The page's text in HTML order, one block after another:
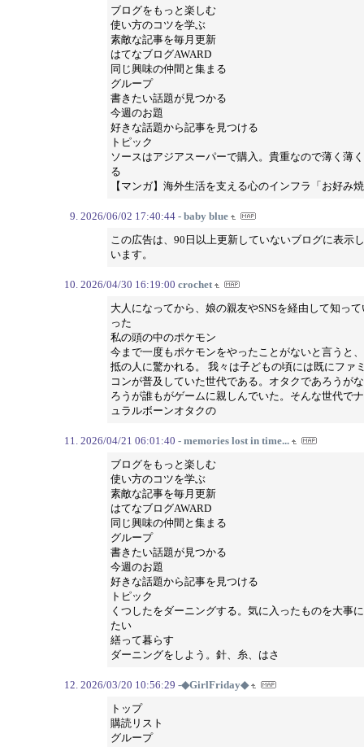
ブログをもっと楽しむ
使い方のコツを学ぶ
素敵な記事を毎月更新
はてなブログAWARD
同じ興味の仲間と集まる
グループ
書きたい話題が見つかる
今週のお題
好きな話題から記事を見つける
トピック
ソースはアジアスーパーで購入。貴重なので薄く薄
る
【マンガ】海外生活を支える心のインフラ「お好み焼
2026/06/02 17:40:44 - baby blue
この広告は、90日以上更新していないブログに表示
います。
2026/04/30 16:19:00 crochet
大人になってから、娘の親友やSNSを経由して知って
った
私の頭の中のポケモン
今まで一度もポケモンをやったことがないと言うと
抵の人に驚かれる。 我々は子どもの頃には既にファ
コンが普及していた世代である。オタクであろうが
ろうが誰もがゲームに親しんでいた。そんな世代で
ュラルボーンオタクの
2026/04/21 06:01:40 - memories lost in time...
ブログをもっと楽しむ
使い方のコツを学ぶ
素敵な記事を毎月更新
はてなブログAWARD
同じ興味の仲間と集まる
グループ
書きたい話題が見つかる
今週のお題
好きな話題から記事を見つける
トピック
くつしたをダーニングする。気に入ったものを大事
たい
繕って暮らす
ダーニングをしよう。針、糸、はさ
2026/03/20 10:56:29 -◆GirlFriday◆
トップ
購読リスト
グループ